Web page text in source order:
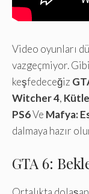
Video oyunları
vazgeçmiyor.
keşfedeceğiz
Witcher 4,
PS6Ve Mafya:
dalmaya hazır
GTA 6: